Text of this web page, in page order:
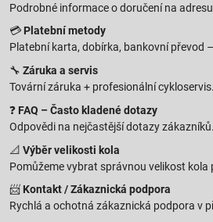
Podrobné informace o doručení na
💳 Platební metody
Platební karta, dobírka, bankovní převod
🔧 Záruka a servis
Tovární záruka + profesionální cykloservis.
❓ FAQ – Často kladené dotazy
Odpovědi na nejčastější dotazy zákazníků.
📐 Výběr velikosti kola
Pomůžeme vybrat správnou velikost kola
📨 Kontakt / Zákaznická podpora
Rychlá a ochotná zákaznická podpora v